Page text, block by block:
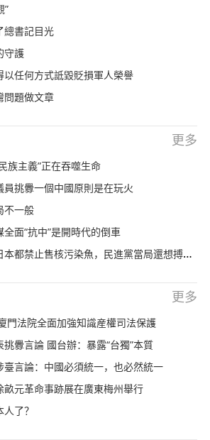
”
總書記目光
守護
以任何方式詆毀貶損軍人榮譽
問題做文章
更多
族主義”正在吞噬生命
員挑釁一個中國原則是在玩火
不一般
面“抗中”是開時代的倒車
禁止售核污染魚，民進黨當局還想搏命獻媚？
更多
門法院全面加強知識産權司法保護
釁言論 國台辦：暴露“台獨”本質
臺言論：中國必須統一，也必然統一
畝元革命事跡展在廣東梅州舉行
了？